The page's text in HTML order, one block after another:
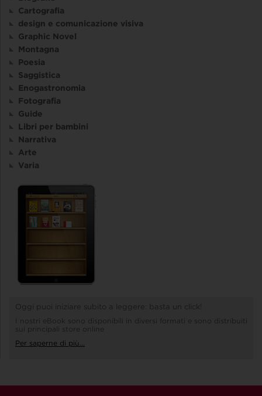
Cartografia
design e comunicazione visiva
Graphic Novel
Montagna
Poesia
Saggistica
Enogastronomia
Fotografia
Guide
Libri per bambini
Narrativa
Arte
Varia
Oggi puoi iniziare subito a leggere: basta un click!
I nostri eBook sono disponibili in diversi formati e sono distribuiti
sui principali store online
Per saperne di più...